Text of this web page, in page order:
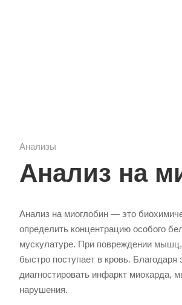
Анализы
Анализ на
Анализ на миоглобин — это
определить концентрацию особого
мускулатуре. При повреждении
быстро поступает в кровь.
диагностировать инфаркт
нарушения.